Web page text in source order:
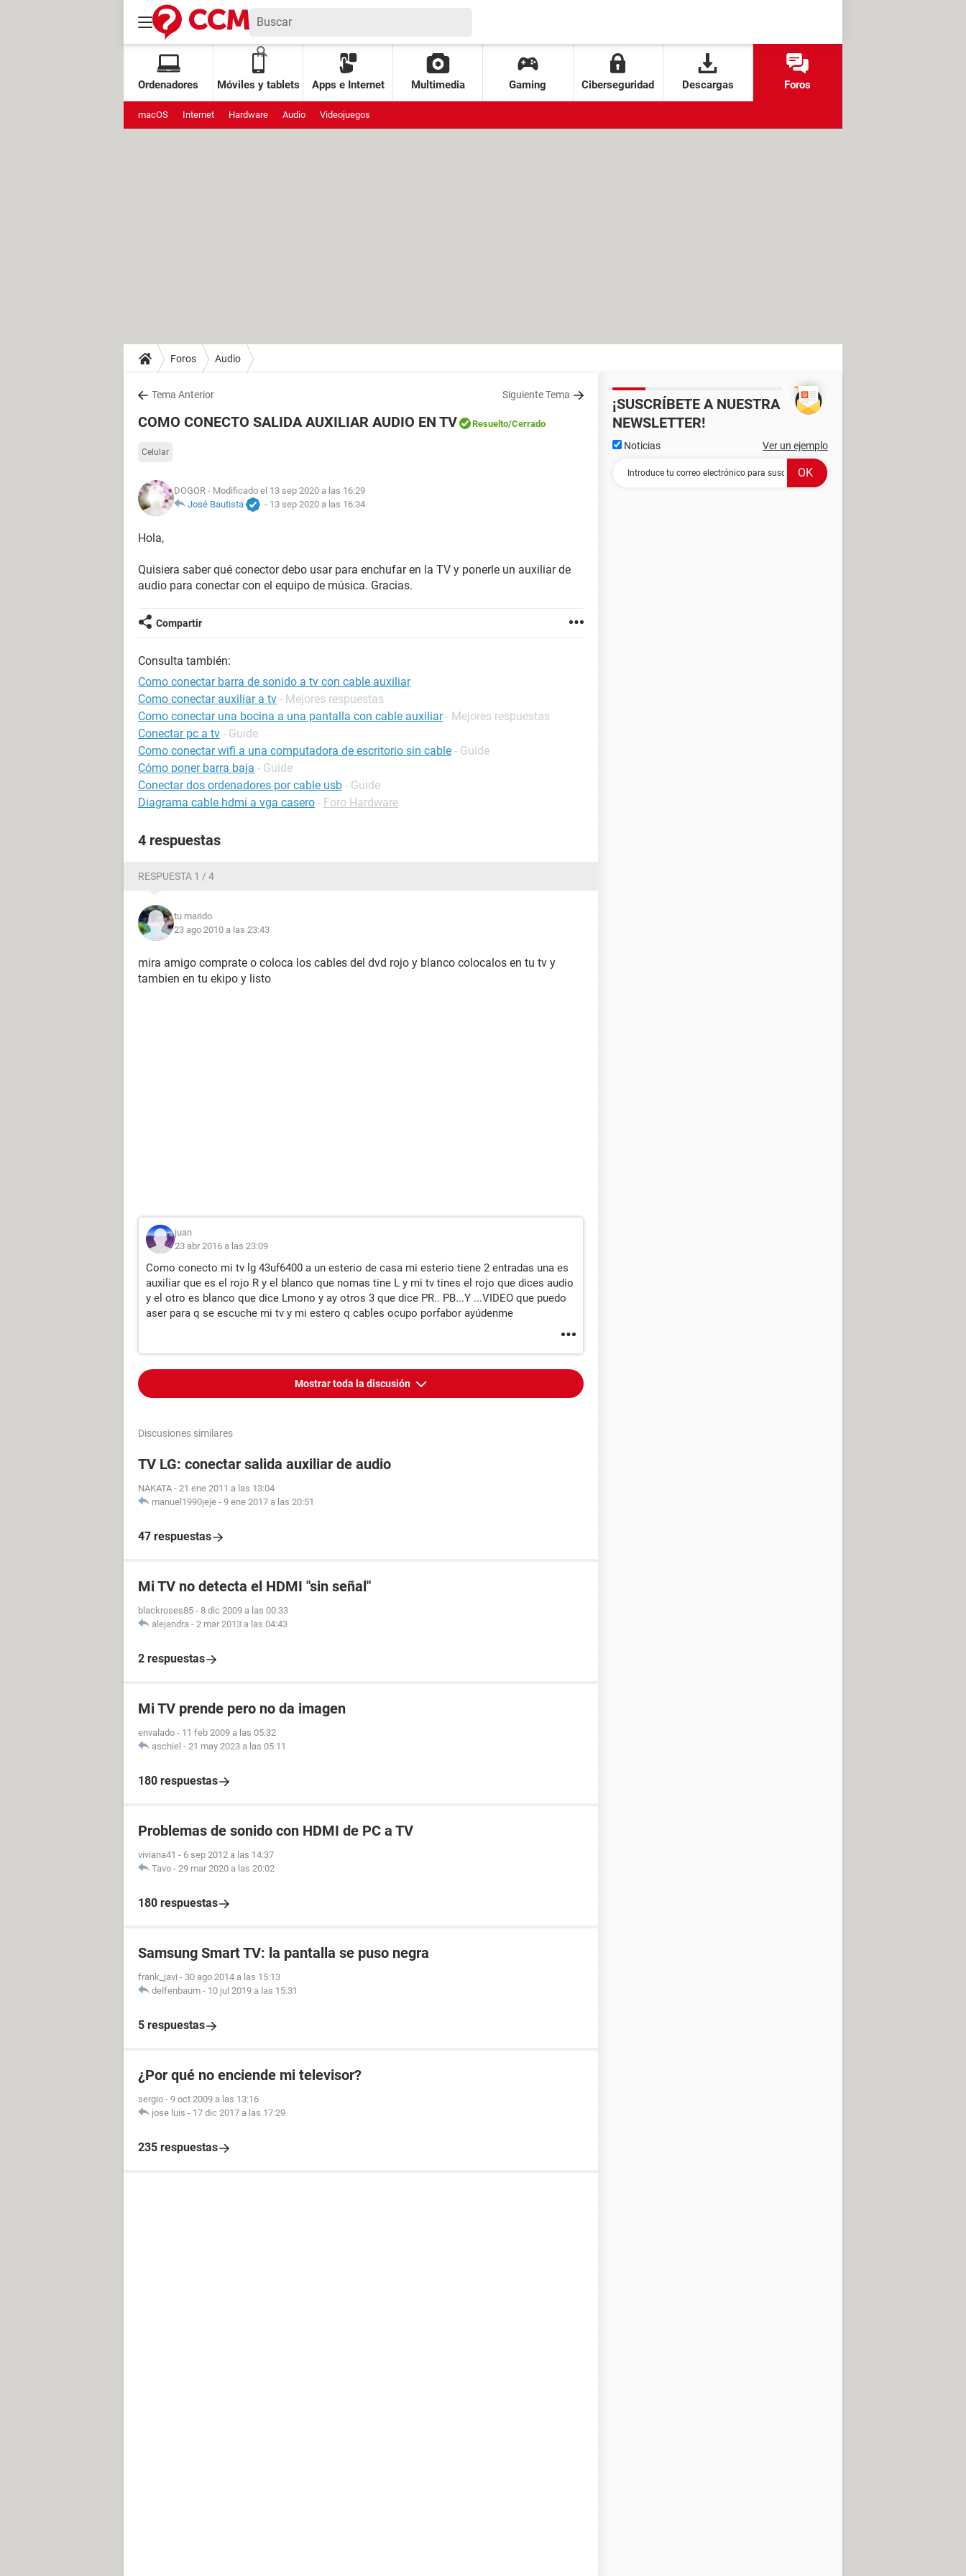
Ordenadores Móviles y tablets Apps e Internet Multimedia Gaming Ciberseguridad Descargas Foros
macOS Internet Hardware Audio Videojuegos
Foros Audio
Tema Anterior Siguiente Tema
COMO CONECTO SALIDA AUXILIAR AUDIO EN TV Resuelto/Cerrado
Celular
DOGOR - Modificado el 13 sep 2020 a las 16:29
José Bautista
- 13 sep 2020 a las 16:34
Hola,
Quisiera saber qué conector debo usar para enchufar en la TV y ponerle un auxiliar de
audio para conectar con el equipo de música. Gracias.
Compartir
Consulta también:
Como conectar barra de sonido a tv con cable auxiliar
Como conectar auxiliar a tv - Mejores respuestas
Como conectar una bocina a una pantalla con cable auxiliar - Mejores respuestas
Conectar pc a tv - Guide
Como conectar wifi a una computadora de escritorio sin cable - Guide
Cómo poner barra baja - Guide
Conectar dos ordenadores por cable usb - Guide
Diagrama cable hdmi a vga casero - Foro Hardware
4 respuestas
RESPUESTA 1 / 4
tu marido
23 ago 2010 a las 23:43
mira amigo comprate o coloca los cables del dvd rojo y blanco colocalos en tu tv y
tambien en tu ekipo y listo
juan
23 abr 2016 a las 23:09
Como conecto mi tv lg 43uf6400 a un esterio de casa mi esterio tiene 2 entradas una es
auxiliar que es el rojo R y el blanco que nomas tine L y mi tv tines el rojo que dices audio
y el otro es blanco que dice Lmono y ay otros 3 que dice PR.. PB...Y ...VIDEO que puedo
aser para q se escuche mi tv y mi estero q cables ocupo porfabor ayúdenme
Mostrar toda la discusión
Discusiones similares
TV LG: conectar salida auxiliar de audio
NAKATA - 21 ene 2011 a las 13:04
manuel1990jeje - 9 ene 2017 a las 20:51
47 respuestas
Mi TV no detecta el HDMI "sin señal"
blackroses85 - 8 dic 2009 a las 00:33
alejandra - 2 mar 2013 a las 04:43
2 respuestas
Mi TV prende pero no da imagen
envalado - 11 feb 2009 a las 05:32
aschiel - 21 may 2023 a las 05:11
180 respuestas
Problemas de sonido con HDMI de PC a TV
viviana41 - 6 sep 2012 a las 14:37
Tavo - 29 mar 2020 a las 20:02
180 respuestas
Samsung Smart TV: la pantalla se puso negra
frank_javi - 30 ago 2014 a las 15:13
delfenbaum - 10 jul 2019 a las 15:31
5 respuestas
¿Por qué no enciende mi televisor?
sergio - 9 oct 2009 a las 13:16
jose luis - 17 dic 2017 a las 17:29
235 respuestas
¡SUSCRÍBETE A NUESTRA
NEWSLETTER!
Noticias Ver un ejemplo